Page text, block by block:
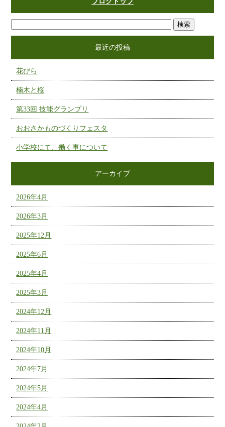
最近の投稿
花びら
楠木と桜
第33回 技能グランプリ
おおさかものづくりフェスタ
小学校にて、働く事について
アーカイブ
2026年4月
2026年3月
2025年12月
2025年6月
2025年4月
2025年3月
2024年12月
2024年11月
2024年10月
2024年7月
2024年5月
2024年4月